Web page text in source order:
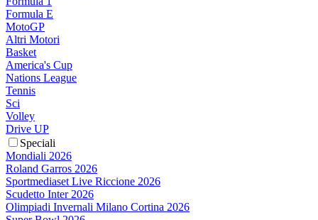
Formula E
MotoGP
Altri Motori
Basket
America's Cup
Nations League
Tennis
Sci
Volley
Drive UP
Speciali
Mondiali 2026
Roland Garros 2026
Sportmediaset Live Riccione 2026
Scudetto Inter 2026
Olimpiadi Invernali Milano Cortina 2026